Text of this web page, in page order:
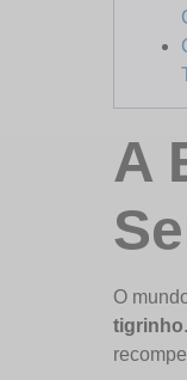
A
O
tigrinho